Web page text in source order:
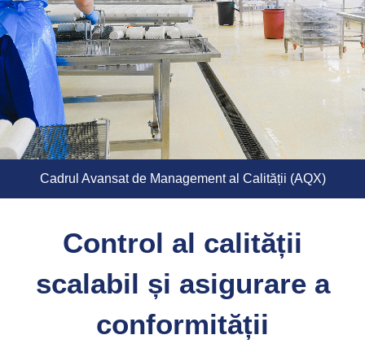
Cadrul Avansat de Management al Calității (AQX)
Control al calității
scalabil și asigurare a
conformității